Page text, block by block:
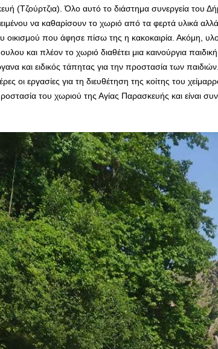
(Τζούρτζια). Όλο αυτό το διάστημα συνεργεία του
να καθαρίσουν το χωριό από τα φερτά υλικά
οικισμού που άφησε πίσω της η κακοκαιρία. Ακόμη,
και πλέον το χωριό διαθέτει μια καινούργια
και ειδικός τάπητας για την προστασία των παιδιών.
οι εργασίες για τη διευθέτηση της κοίτης του
του χωριού της Αγίας Παρασκευής και είναι